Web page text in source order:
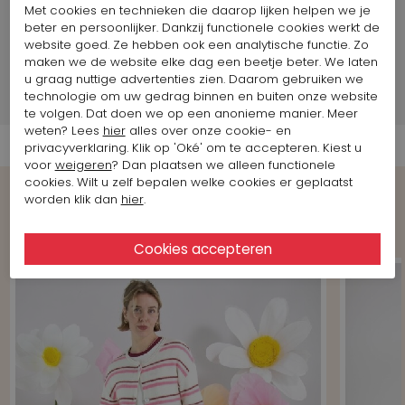
Maat artikel op foto:
Maat 38
Merk Informatie
Verzend informatie
Met cookies en technieken die daarop lijken helpen we je
beter en persoonlijker. Dankzij functionele cookies werkt de
website goed. Ze hebben ook een analytische functie. Zo
maken we de website elke dag een beetje beter. We laten
u graag nuttige advertenties zien. Daarom gebruiken we
technologie om uw gedrag binnen en buiten onze website
te volgen. Dat doen we op een anonieme manier. Meer
weten? Lees hieralles over onze cookie- en
privacyverklaring. Klik op 'Oké' om te accepteren. Kiest u
voor weigeren? Dan plaatsen we alleen functionele
cookies. Wilt u zelf bepalen welke cookies er geplaatst
worden klik dan hier.